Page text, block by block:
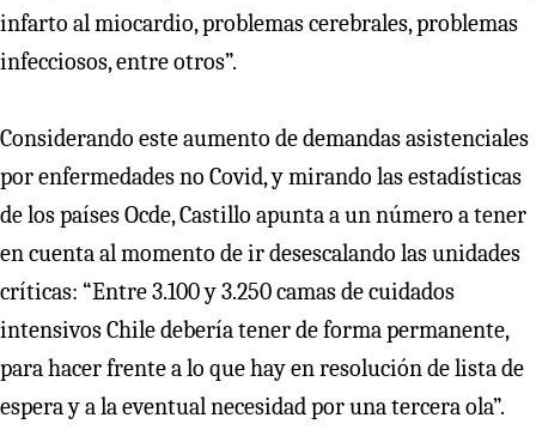
infarto al miocardio, problemas cerebrales, problemas
infecciosos, entre otros”.
Considerando este aumento de demandas asistenciales
por enfermedades no Covid, y mirando las estadísticas
de los países Ocde, Castillo apunta a un número a tener
en cuenta al momento de ir desescalando las unidades
críticas: “Entre 3.100 y 3.250 camas de cuidados
intensivos Chile debería tener de forma permanente,
para hacer frente a lo que hay en resolución de lista de
espera y a la eventual necesidad por una tercera ola”.